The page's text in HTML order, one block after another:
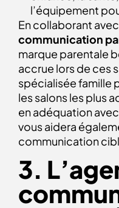
l’équipement
En collaborant
communication
marque parentale
accrue lors de ces
spécialisée famille
les salons les plus
en adéquation
vous aidera
communication
3.